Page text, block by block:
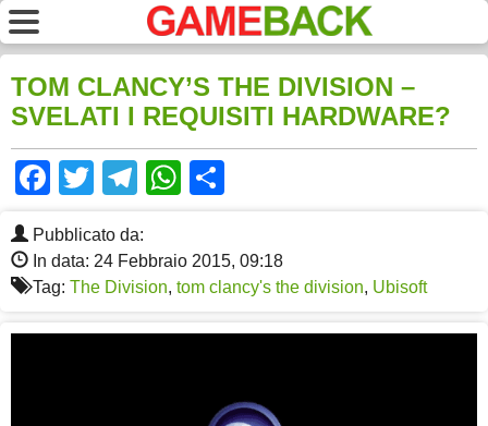
TOM CLANCY’S THE DIVISION –
SVELATI I REQUISITI HARDWARE?
Facebook
TwitterTelegram
WhatsApp
Pubblicato da:
In data: 24 Febbraio 2015, 09:18
Tag: The Division, tom clancy's the division, Ubisoft